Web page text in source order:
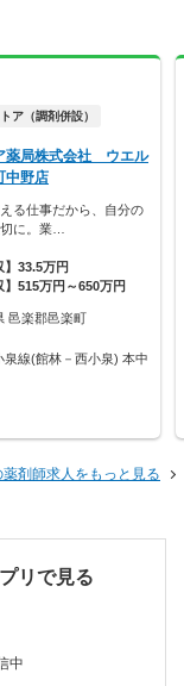
ア（調剤併設）
薬局株式会社 ウエル
中野店
る仕事だから、自分の
に。業…
】33.5万円
】515万円～650万円
邑楽郡邑楽町
泉線(館林－西小泉) 本中
剤師求人をもっと見る
リで見る
中